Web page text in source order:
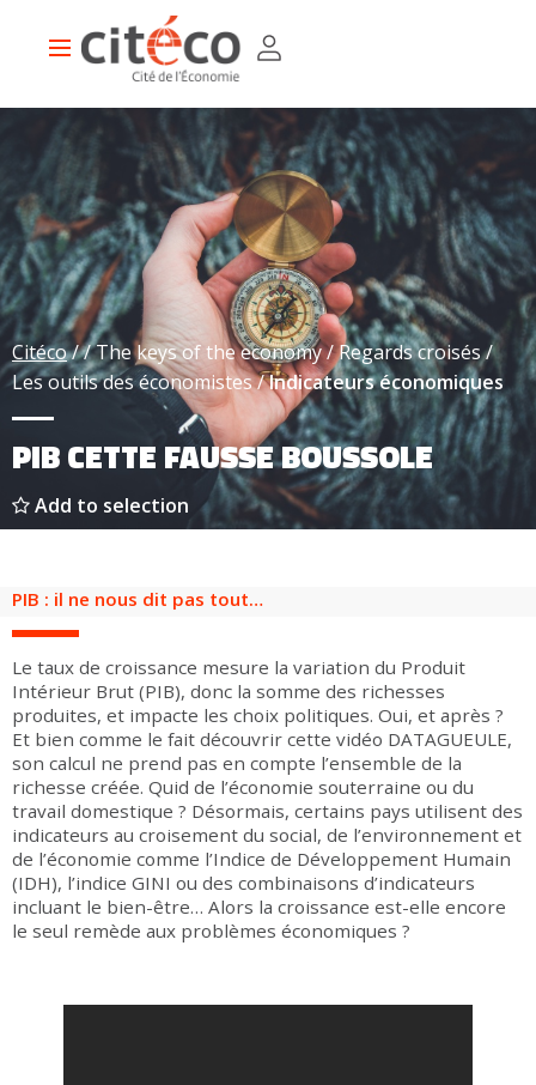
Main
Citéco The keys of the economy Regards croisés
Les outils des économistes Indicateurs économiques
PIB CETTE FAUSSE BOUSSOLE
Add to selection
PIB : il ne nous dit pas tout…
Le taux de croissance mesure la variation du Produit
Intérieur Brut (PIB), donc la somme des richesses
produites, et impacte les choix politiques. Oui, et après ?
Et bien comme le fait découvrir cette vidéo DATAGUEULE,
son calcul ne prend pas en compte l’ensemble de la
richesse créée. Quid de l’économie souterraine ou du
travail domestique ? Désormais, certains pays utilisent des
indicateurs au croisement du social, de l’environnement et
de l’économie comme l’Indice de Développement Humain
(IDH), l’indice GINI ou des combinaisons d’indicateurs
incluant le bien-être… Alors la croissance est-elle encore
le seul remède aux problèmes économiques ?
Cookies management panel